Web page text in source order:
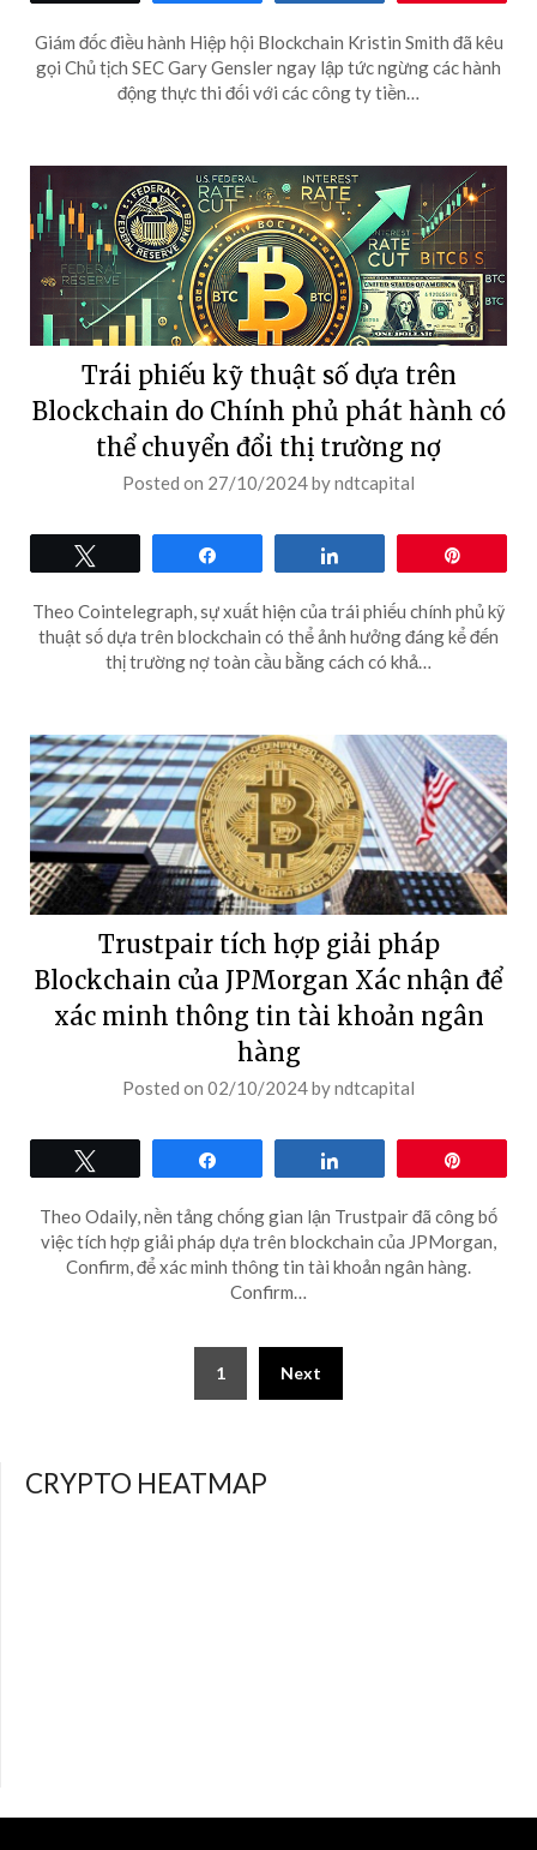
Giám đốc điều hành Hiệp hội Blockchain Kristin Smith đã kêu
gọi Chủ tịch SEC Gary Gensler ngay lập tức ngừng các hành
động thực thi đối với các công ty tiền…
Trái phiếu kỹ thuật số dựa trên
Blockchain do Chính phủ phát hành có
thể chuyển đổi thị trường nợ
Posted on 27/10/2024byndtcapital
Theo Cointelegraph, sự xuất hiện của trái phiếu chính phủ kỹ
thuật số dựa trên blockchain có thể ảnh hưởng đáng kể đến
thị trường nợ toàn cầu bằng cách có khả…
Trustpair tích hợp giải pháp
Blockchain của JPMorgan Xác nhận để
xác minh thông tin tài khoản ngân
hàng
Posted on 02/10/2024byndtcapital
Theo Odaily, nền tảng chống gian lận Trustpair đã công bố
việc tích hợp giải pháp dựa trên blockchain của JPMorgan,
Confirm, để xác minh thông tin tài khoản ngân hàng.
Confirm…
1 Next
CRYPTO HEATMAP